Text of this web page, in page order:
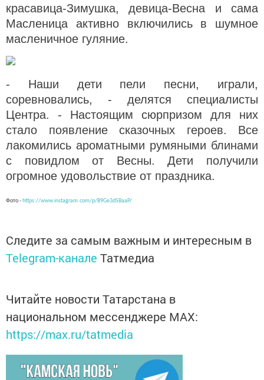
красавица-Зимушка, девица-Весна и сама
Масленица активно включились в шумное
масленичное гуляние.
- Наши дети пели песни, играли,
соревновались, - делятся специалисты
Центра. - Настоящим сюрпризом для них
стало появление сказочных героев. Все
лакомились ароматными румяными блинами
с повидлом от Весны. Дети получили
огромное удовольствие от праздника.
Фото - https://www.instagram.com/p/B9Ge3dSBaaP/
Следите за самым важным и интересным в
Telegram-канале Татмедиа
Читайте новости Татарстана в
национальном мессенджере MАХ:
https://max.ru/tatmedia